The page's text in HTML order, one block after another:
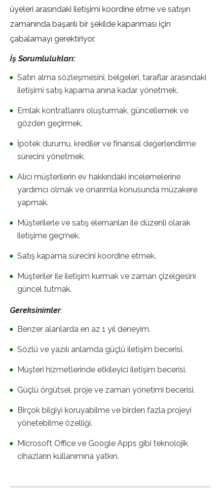
üyeleri arasındaki iletişimi koordine etme ve satışın
zamanında başarılı bir şekilde kapanması için
çabalamayı gerektiriyor.
İş Sorumlulukları:
Satın alma sözleşmesini, belgeleri, taraflar arasındaki
iletişimi satış kapama anına kadar yönetmek.
Emlak kontratlarını oluşturmak, güncellemek ve
gözden geçirmek.
İpotek durumu, krediler ve finansal değerlendirme
sürecini yönetmek.
Alıcı müşterilerin ev hakkındaki incelemelerine
yardımcı olmak ve onarımla konusunda müzakere
yapmak.
Müşterilerle ve satış elemanları ile düzenli olarak
iletişime geçmek.
Satış kapama sürecini koordine etmek.
Müşteriler ile iletişim kurmak ve zaman çizelgesini
güncel tutmak.
Gereksinimler:
Benzer alanlarda en az 1 yıl deneyim.
Sözlü ve yazılı anlamda güçlü iletişim becerisi.
Müşteri hizmetlerinde etkileyici iletişim becerisi.
Güçlü örgütsel, proje ve zaman yönetimi becerisi.
Birçok bilgiyi koruyabilme ve birden fazla projeyi
yönetebilme özelliği.
Microsoft Office ve Google Apps gibi teknolojik
cihazların kullanımına yatkın.